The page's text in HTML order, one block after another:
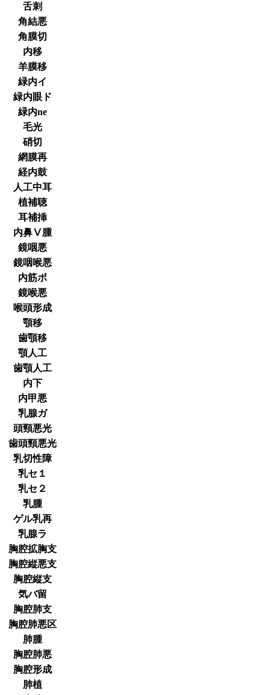
舌刺
角結悪
角膜切
内移
羊膜移
緑内イ
緑内眼ド
緑内ne
毛光
硝切
網膜再
経内鼓
人工中耳
植補聴
耳補挿
内鼻Ⅴ腫
鏡咽悪
鏡咽喉悪
内筋ボ
鏡喉悪
喉頭形成
顎移
歯顎移
顎人工
歯顎人工
内下
内甲悪
乳腺ガ
頭頸悪光
歯頭頸悪光
乳切性障
乳セ１
乳セ２
乳腫
ゲル乳再
乳腺ラ
胸腔拡胸支
胸腔縦悪支
胸腔縦支
気バ留
胸腔肺支
胸腔肺悪区
肺腫
胸腔肺悪
胸腔形成
肺植